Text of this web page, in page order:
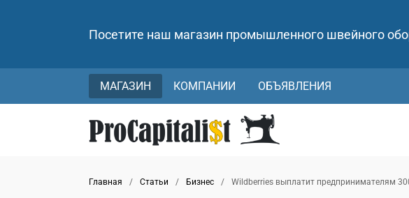
Посетите наш магазин промышленного швейного
МАГАЗИН КОМПАНИИ ОБЪЯВЛЕНИЯ
Главная / Статьи / Бизнес / Wildberries выплатит предпринимателям